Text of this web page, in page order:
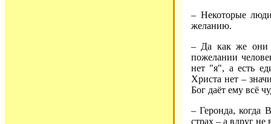
– Некоторые
желанию.
– Да как же они
пожелании
нет "я", а есть
Христа нет –
Бог даёт ему всё
– Геронда, когда
страх – а вдруг не